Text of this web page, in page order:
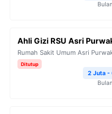
Ahli Gizi RSU Asri
Rumah Sakit Umum Asri
Ditutup
2 Juta -